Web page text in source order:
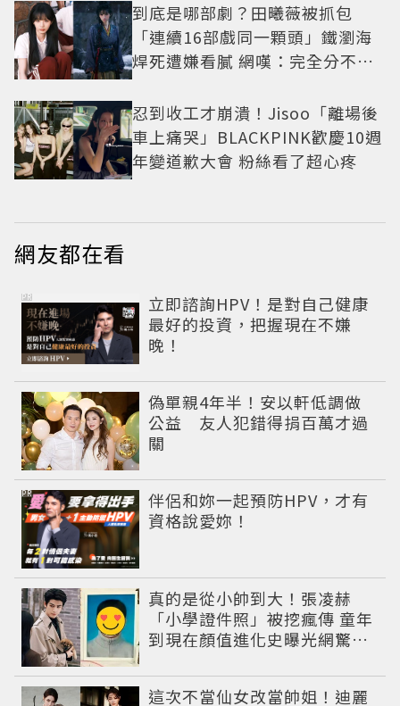
到底是哪部劇？田曦薇被抓包
「連續16部戲同一顆頭」鐵瀏海
焊死遭嫌看膩 網嘆：完全分不出
忍到收工才崩潰！Jisoo「離場後
車上痛哭」BLACKPINK歡慶10週
年變道歉大會 粉絲看了超心疼
網友都在看
立即諮詢HPV！是對自己健康
最好的投資，把握現在不嫌
晚！
PR
偽單親4年半！安以軒低調做
公益 友人犯錯得捐百萬才過
關
伴侶和妳一起預防HPV，才有
資格說愛妳！
PR
真的是從小帥到大！張凌赫
「小學證件照」被挖瘋傳 童年
到現在顏值進化史曝光網驚：
這次不當仙女改當帥姐！迪麗